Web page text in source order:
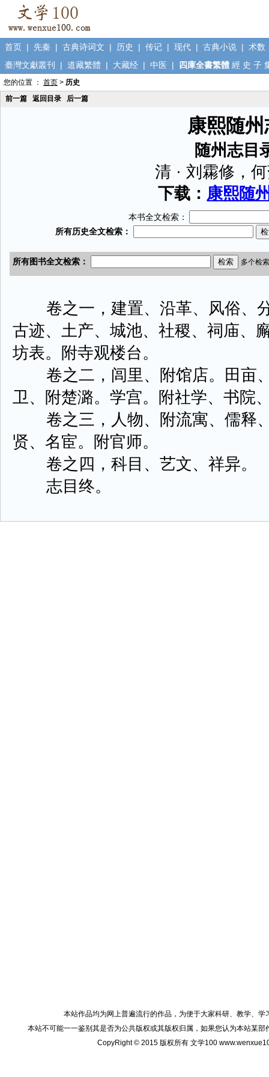
首页 | 先秦 | 古典诗词文 | 历史 | 传记 | 现代 | 古典小说 | 术数
臺灣文獻叢刊
| 道藏繁體 | 大藏经 | 中医 | 四庫全書繁體 經 史 子
您的位置 ： 首页 > 历史
前一篇
返回目录 后一篇
康熙随州
随州志目
清 · 刘霦修，
下载： 康熙随
本书全文检索：
卷之一，建置、沿革、风俗、
古迹、土产、城池、社稷、祠庙、
坊表。附寺观楼台。
卷之二，闾里、附馆店。田亩
卫、附楚潞。学宫。附社学、书院
卷之三，人物、附流寓、儒释
贤、名宦。附官师。
卷之四，科目、艺文、祥异。
志目终。
本站作品均为网上普遍流行的作品，为便于大家科研、教学、
本站不可能一一鉴别其是否为公共版权或其版权归属，如果您认为本站某
CopyRight © 2015 版权所有 文学100